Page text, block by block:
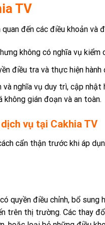
TV
đến các điều khoản và
không có nghĩa vụ kiểm
điều tra và thực hiện
và nghĩa vụ duy trì, cập
gián đoạn và an toàn.
vụ tại Cakhia TV
cẩn thận trước khi áp
quyền điều chỉnh, bổ sung
trên thị trường. Các thay